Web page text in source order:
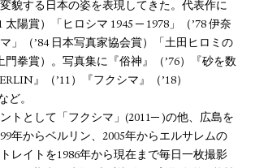
貌する日本の姿を表現してきた。代表作に
太陽賞）「ヒロシマ 1945 ─ 1978」（’78 伊奈
」（’84 日本写真家協会賞）「土田ヒロミの
門拳賞）。写真集に『俗神』（’76）『砂を数
』（’11）『フクシマ』（’18）
ど。
トとして「フクシマ」(2011─ )の他、広島を
年からベルリン、2005年からエルサレムの
レイトを1986年から現在まで毎日一枚撮影